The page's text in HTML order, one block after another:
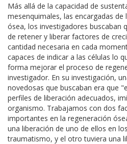
Más allá de la capacidad de
mesenquimales, las encargadas
ósea, los investigadores buscaban
de retener y liberar factores de
cantidad necesaria en cada
capaces de indicar a las células lo
forma mejorar el proceso de
investigador. En su investigación,
novedosas que buscaban era que
perfiles de liberación adecuados,
organismo. Trabajamos con dos
importantes en la regeneración
una liberación de uno de ellos en
traumatismo, y el otro tuviera una